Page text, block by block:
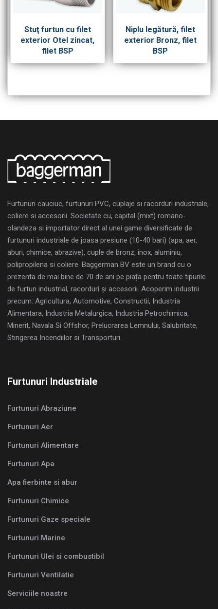
Stuţ furtun cu filet
exterior Otel zincat,
filet BSP
Niplu legătură, filet
exterior Bronz, filet
BSP
Furtunuri cauciuc, furtunuri PVC, cuplaje si racorduri industriale,
coliere si accesorii. Societate cu, capital (mixt) romano-
olandeza si importator direct al unei game diversificate de
furtunuri industriale de joasa presiune (10-40 bari) (apa, aer,
aburi, chimice, abrazive), cuple de bronz, inox, aluminiu,
polipropilena si coliere. Baggerman BV este un brand cu o
prezenta de mai bine de 70 de ani pe piața pentru toate tipurile
de furtun industrial, racorduri și accesorii. Acoperim industrii
precum: Agricultura, Automotive, Constructii, Industria
Alimentara, Industria Metalurgica, Industria Petrochimica,
Minerit, Navala Si Offshor, Prelucrarea Lemnului, Salubritate,
Stingerea Incendiilor si Transporturi.
Furtunuri Industriale
Furtunuri Abraziune
Furtunuri Aer
Furtunuri Alimentare
Furtunuri Apa
Apa fierbinte si abur
Furtunuri Chimice
Furtunuri Gaze speciale
Furtunuri Marine
Furtunuri Ulei si combustibil
Furtunuri Ventilatie
Serviciile noastre